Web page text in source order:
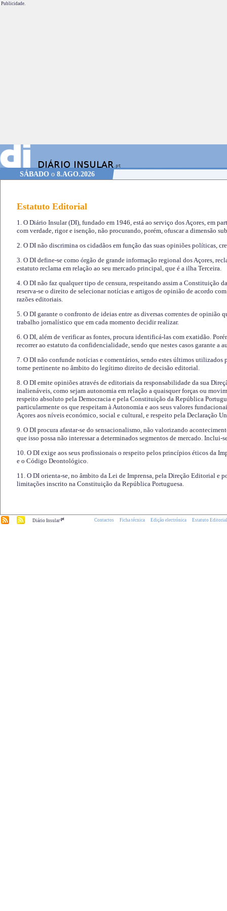
Publicidade.
SÁBADOo 8.AGO.2026
Estatuto Editorial
1. O Diário Insular (DI), fundado em 1946, está ao serviço dos Açores, em
com verdade, rigor e isenção, não procurando, porém, ofuscar a dimensão
2. O DI não discrimina os cidadãos em função das suas opiniões políticas,
3. O DI define-se como órgão de grande informação regional dos Açores,
estatuto reclama em relação ao seu mercado principal, que é a ilha Terceira.
4. O DI não faz qualquer tipo de censura, respeitando assim a Constituição
reserva-se o direito de selecionar notícias e artigos de opinião de acordo
razões editoriais.
5. O DI garante o confronto de ideias entre as diversas correntes de opinião
trabalho jornalístico que em cada momento decidir realizar.
6. O DI, além de verificar as fontes, procura identificá-las com exatidão.
recorrer ao estatuto da confidencialidade, sendo que nestes casos garante a
7. O DI não confunde notícias e comentários, sendo estes últimos utilizados
torne pertinente no âmbito do legítimo direito de decisão editorial.
8. O DI emite opiniões através de editoriais da responsabilidade da sua
inalienáveis, como sejam autonomia em relação a quaisquer forças ou
respeito absoluto pela Democracia e pela Constituição da República
particularmente os que respeitam à Autonomia e aos seus valores
Açores aos níveis económico, social e cultural, e respeito pela Declaração
9. O DI procura afastar-se do sensacionalismo, não valorizando
que isso possa não interessar a determinados segmentos de mercado.
10. O DI exige aos seus profissionais o respeito pelos princípios éticos da
e o Código Deontológico.
11. O DI orienta-se, no âmbito da Lei de Imprensa, pela Direção Editorial e
limitações inscrito na Constituição da República Portuguesa.
Diário Insular.pt Contactos Ficha técnica Edição electrónica Estatuto Editorial